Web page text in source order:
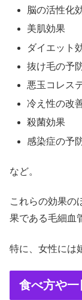
脳の活性化
美肌効果
ダイエット
抜け毛の予
悪玉コレス
冷え性の改
殺菌効果
感染症の予
など。
これらの効果の
果である毛細血
特に、女性には
食べ方や一